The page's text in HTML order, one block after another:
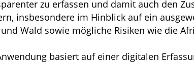
zu erfassen und damit auch den
insbesondere im Hinblick auf ein
Wald sowie mögliche Risiken wie die
basiert auf einer digitalen